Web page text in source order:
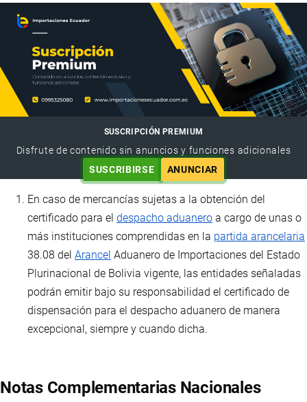
SUSCRIPCIÓN PREMIUM
Disfrute de contenido sin anuncios y funciones adicionales
SUSCRIBIRSE
ANUNCIAR
En caso de mercancías sujetas a la obtención del
certificado para el despacho aduanero a cargo de unas o
más instituciones comprendidas en la partida arancelaria
38.08 del Arancel Aduanero de Importaciones del Estado
Plurinacional de Bolivia vigente, las entidades señaladas
podrán emitir bajo su responsabilidad el certificado de
dispensación para el despacho aduanero de manera
excepcional, siempre y cuando dicha.
Notas Complementarias Nacionales